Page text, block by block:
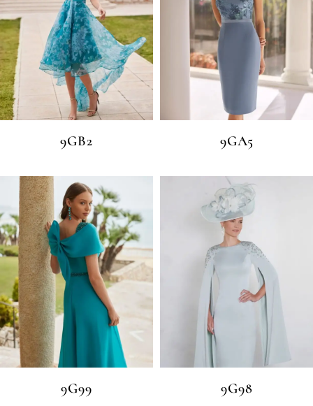
9GB2 9GA5
9G99 9G98